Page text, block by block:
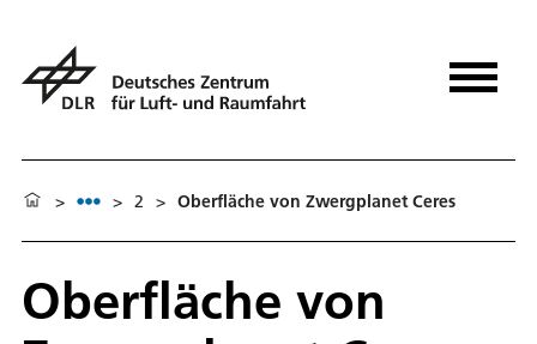
> > 2 > Oberfläche von Zwergplanet Ceres
Oberfläche von